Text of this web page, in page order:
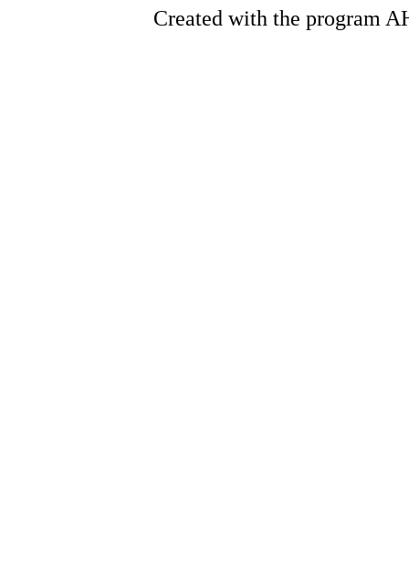
Created with the program